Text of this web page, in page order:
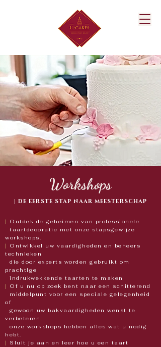
Workshops
| DE EERSTE STAP NAAR MEESTERSCHAP
|
Ontdek de geheimen van professionele
taartdecoratie met onze stapsgewijze
workshops.
|
Ontwikkel uw vaardigheden en beheers
technieken
die door experts worden gebruikt om
prachtige
indrukwekkende taarten te maken
|
Of u nu op zoek bent naar een schitterend
middelpunt voor een speciale gelegenheid
of
gewoon uw bakvaardigheden wenst te
verbeteren,
onze workshops hebben alles wat u nodig
hebt.
|
Sluit je aan en leer hoe u een taart